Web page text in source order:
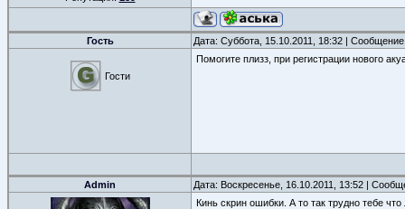
Гость Дата: Суббота, 15.10.2011, 18:32 |
Гости
Помогите плизз, при регистрации нового
Admin Дата: Воскресенье, 16.10.2011, 13:52 |
Кинь скрин ошибки. А то так трудно тебе что